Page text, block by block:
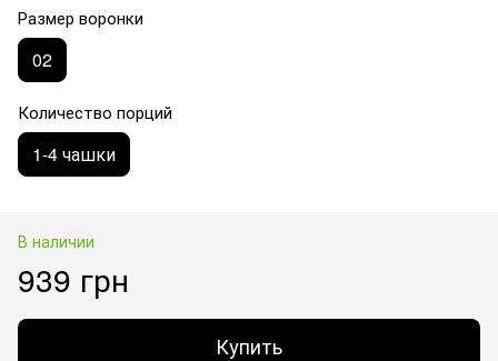
Размер воронки
02
Количество порций
1-4 чашки
В наличии
939 грн
Купить